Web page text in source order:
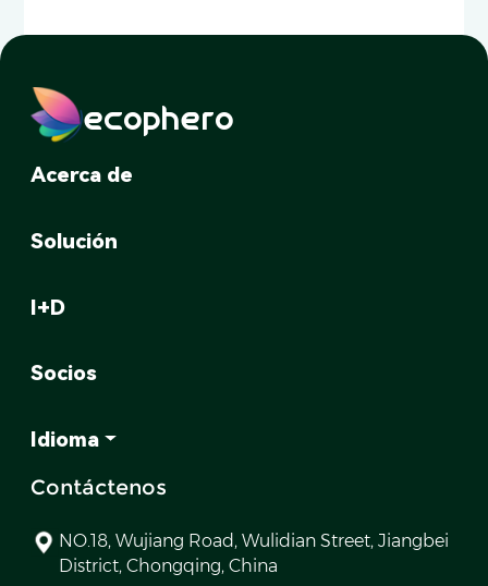
ecophero
Acerca de
Solución
I+D
Socios
Idioma
Contáctenos
NO.18, Wujiang Road, Wulidian Street, Jiangbei
District, Chongqing, China